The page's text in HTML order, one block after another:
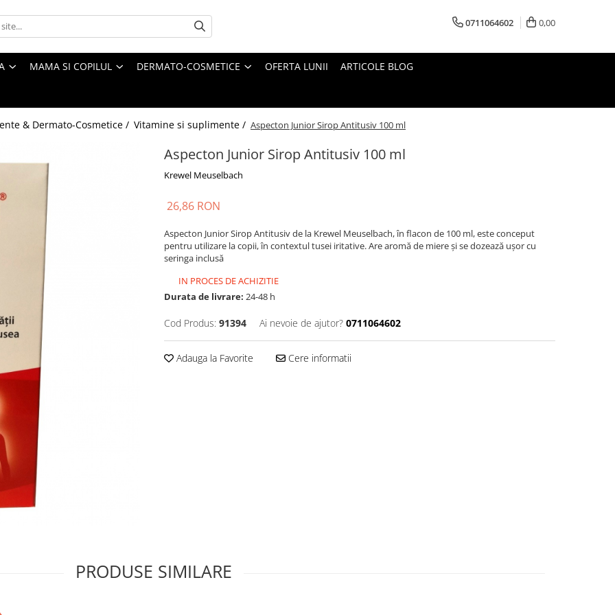
0711064602 0,00
MAMA SI COPILUL DERMATO-COSMETICE OFERTA LUNII ARTICOLE BLOG
& Dermato-Cosmetice / Vitamine si suplimente / Aspecton Junior Sirop Antitusiv 100 ml
Aspecton Junior Sirop Antitusiv 100 ml
Krewel Meuselbach
26,86 RON
Aspecton Junior Sirop Antitusiv de la Krewel Meuselbach, în flacon de 100 ml, este conceput
pentru utilizare la copii, în contextul tusei iritative. Are aromă de miere și se dozează ușor cu
seringa inclusă
IN PROCES DE ACHIZITIE
Durata de livrare: 24-48 h
Cod Produs: 91394 Ai nevoie de ajutor? 0711064602
Adauga la Favorite Cere informatii
PRODUSE SIMILARE